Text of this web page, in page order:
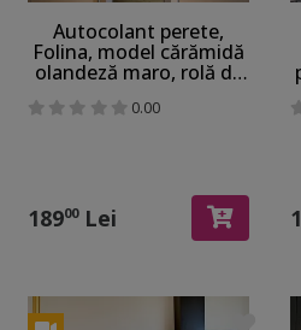
Autocolant perete,
Folina, model cărămidă
olandeză maro, rolă de
0.00
18900Lei